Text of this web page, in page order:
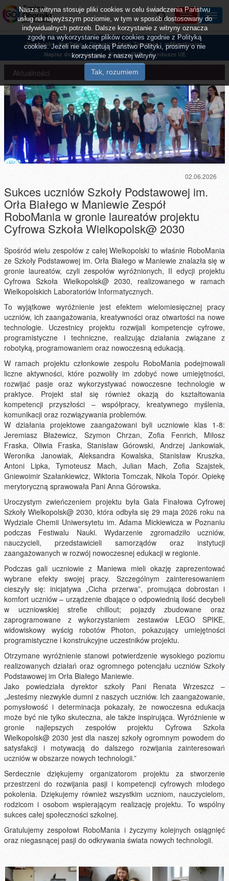
facebook YouTube Obornicki Szlak Tajemnic
mMieszkaniec
Napisz do burmistrza
Biuletyn BIP Fundusze UE
Aktualności
02.06.2026
Sukces uczniów Szkoły Podstawowej im.
Orła Białego w Maniewie Zespół
RoboMania w gronie laureatów projektu
Cyfrowa Szkoła Wielkopolsk@ 2030
Spośród wielu zespołów z całej Wielkopolski to właśnie RoboMania
ze Szkoły Podstawowej im. Orła Białego w Maniewie znalazła się w
gronie laureatów, czyli zespołów wyróżnionych, II edycji projektu
Cyfrowa Szkoła Wielkopolsk@ 2030, realizowanego w ramach
Wielkopolskich Laboratoriów Informatycznych.
To wyjątkowe wyróżnienie jest efektem wielomiesięcznej pracy
uczniów, ich zaangażowania, kreatywności oraz otwartości na nowe
technologie. Uczestnicy projektu rozwijali kompetencje cyfrowe,
programistyczne i techniczne, realizując działania związane z
robotyką, programowaniem oraz nowoczesną edukacją.
W ramach projektu członkowie zespołu RoboMania podejmowali
liczne aktywności, które pozwoliły im zdobyć nowe umiejętności,
rozwijać pasje oraz wykorzystywać nowoczesne technologie w
praktyce. Projekt stał się również okazją do kształtowania
kompetencji przyszłości – współpracy, kreatywnego myślenia,
komunikacji oraz rozwiązywania problemów.
W działania projektowe zaangażowani byli uczniowie klas 1-8:
Jeremiasz Błażewicz, Szymon Chrzan, Zofia Fenrich, Miłosz
Fraska, Oliwia Fraska, Stanisław Górowski, Andrzej Jankowiak,
Weronika Janowiak, Aleksandra Kowalska, Stanisław Kruszka,
Antoni Lipka, Tymoteusz Mach, Julian Mach, Zofia Szajstek,
Gniewoimir Szałankiewicz, Wiktoria Tomczak, Nikola Topór. Opiekę
merytoryczną sprawowała Pani Anna Górowska.
Uroczystym zwieńczeniem projektu była Gala Finałowa Cyfrowej
Szkoły Wielkopolsk@ 2030, która odbyła się 29 maja 2026 roku na
Wydziale Chemii Uniwersytetu im. Adama Mickiewicza w Poznaniu
podczas Festiwalu Nauki. Wydarzenie zgromadziło uczniów,
nauczycieli, przedstawicieli samorządów oraz instytucji
zaangażowanych w rozwój nowoczesnej edukacji w regionie.
Podczas gali uczniowie z Maniewa mieli okazję zaprezentować
wybrane efekty swojej pracy. Szczególnym zainteresowaniem
cieszyły się: inicjatywa „Cicha przerwa”, promująca dobrostan i
komfort uczniów – urządzenie dbające o odpowiednią ilość decybeli
w uczniowskiej strefie chillout; pojazdy zbudowane oraz
zaprogramowane z wykorzystaniem zestawów LEGO SPIKE,
widowiskowy wyścig robotów Photon, pokazujący umiejętności
programistyczne i konstrukcyjne uczestników projektu.
Otrzymane wyróżnienie stanowi potwierdzenie wysokiego poziomu
realizowanych działań oraz ogromnego potencjału uczniów Szkoły
Podstawowej im Orła Białego Maniewie.
Jako powiedziała dyrektor szkoły Pani Renata Wrzeszcz –
„Jesteśmy niezwykle dumni z naszych uczniów. Ich zaangażowanie,
pomysłowość i determinacja pokazały, że nowoczesna edukacja
może być nie tylko skuteczna, ale także inspirująca. Wyróżnienie w
gronie najlepszych zespołów projektu Cyfrowa Szkoła
Wielkopolsk@ 2030 jest dla naszej szkoły ogromnym powodem do
satysfakcji i motywacją do dalszego rozwijania zainteresowań
uczniów w obszarze nowych technologii.”
Serdecznie dziękujemy organizatorom projektu za stworzenie
przestrzeni do rozwijania pasji i kompetencji cyfrowych młodego
pokolenia. Dziękujemy również wszystkim uczniom, nauczycielom,
rodzicom i osobom wspierającym realizację projektu. To wspólny
sukces całej społeczności szkolnej.
Gratulujemy zespołowi RoboMania i życzymy kolejnych osiągnięć
oraz niegasnącej pasji do odkrywania świata nowych technologii.
Nasza witryna stosuje pliki cookies w celu świadczenia Państwu
usług na najwyższym poziomie, w tym w sposób dostosowany do
indywidualnych potrzeb. Dalsze korzystanie z witryny oznacza
zgodę na wykorzystanie plików cookies zgodnie z Polityką
cookies. Jeżeli nie akceptują Państwo Polityki, prosimy o nie
korzystanie z naszej witryny.